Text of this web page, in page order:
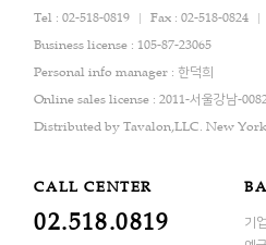
Tel : 02-518-0819
Fax : 02-518-0824
Business license : 105-87-23065
Personal info manager : 한덕희
Online sales license : 2011-서울강남-
Distributed by Tavalon,LLC. New
CALL CENTER
02.518.0819
기